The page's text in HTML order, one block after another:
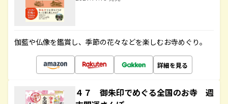
伽藍や仏像を鑑賞し、季節の花々などを楽しむお寺めぐり。
詳細を見る
４７ 御朱印でめぐる全国のお寺 週